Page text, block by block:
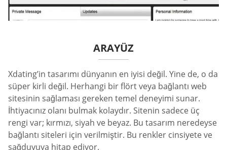
ARAYÜZ
Xdating’in tasarımı dünyanın en iyisi değil. Yine de, o da
süper kirli değil. Herhangi bir flört veya bağlantı web
sitesinin sağlaması gereken temel deneyimi sunar.
İhtiyacınız olanı bulmak kolaydır. Sitenin sadece üç
rengi var; kırmızı, siyah ve beyaz. Bu tasarım neredeyse
bağlantı siteleri için verilmiştir. Bu renkler cinsiyete ve
sağduyuya hitap ediyor.